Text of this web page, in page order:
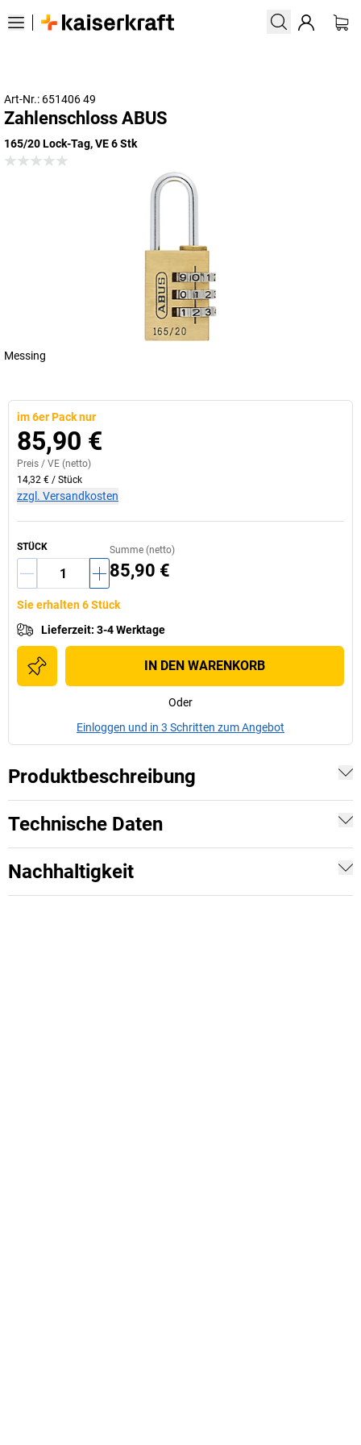
Art-Nr.: 651406 49
Zahlenschloss ABUS
165/20 Lock-Tag, VE 6 Stk
Messing
im 6er Pack nur
85,90 €
Preis / VE (netto)
14,32 € / Stück
zzgl. Versandkosten
STÜCK Summe (netto)
85,90 €
Sie erhalten 6 Stück
Lieferzeit: 3-4 Werktage
IN DEN WARENKORB
Oder
Einloggen und in 3 Schritten zum Angebot
Produktbeschreibung
Technische Daten
Nachhaltigkeit